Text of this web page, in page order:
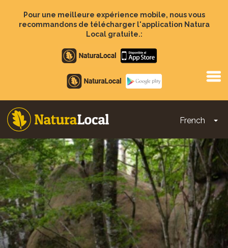
contenu
Pour une meilleure expérience mobile, nous vous
recommandons de télécharger l'application Natura
Local gratuite.:
Apple
store
Google
Play
French
Main
navigation